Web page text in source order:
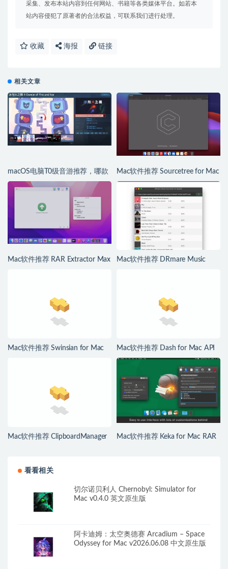
采集、发布本站内容到任何网站、书籍等各类媒体平台。如若本
站内容侵犯了原著者的合法权益，可联系我们进行处理。
收藏 海报 链接
相关文章
macOS电脑T0级音游推荐，哪款
是你的最爱
Mac软件推荐 Sourcetree for Mac
优秀的Git/SVN客户端
Mac软件推荐 RAR Extractor Max
Mac软件推荐 DRmare Music
Mac软件推荐 Swinsian for Mac
Mac软件推荐 Dash for Mac API
文档和代码片段管理
Mac软件推荐 ClipboardManager
Mac软件推荐 Keka for Mac RAR
看看相关
切尔诺贝利人 Chernobyl: Simulator for
Mac v0.4.0 英文原生版
阿卡迪姆：太空奥德赛 Arcadium – Space
Odyssey for Mac v2026.06.08 中文原生版